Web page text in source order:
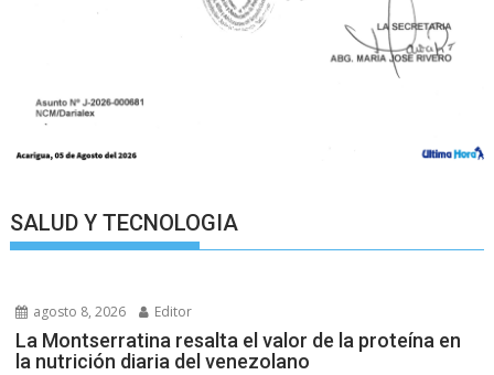
SALUD Y TECNOLOGIA
agosto 8, 2026 Editor
La Montserratina resalta el valor de la proteína en
la nutrición diaria del venezolano